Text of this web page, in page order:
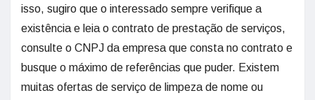
isso, sugiro que o interessado sempre verifique a
existência e leia o contrato de prestação de serviços,
consulte o CNPJ da empresa que consta no contrato e
busque o máximo de referências que puder. Existem
muitas ofertas de serviço de limpeza de nome ou